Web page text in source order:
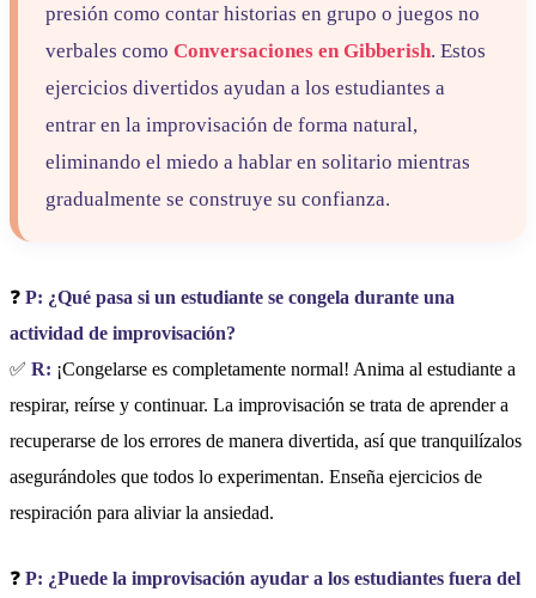
presión como contar historias en grupo o juegos no
verbales comoConversaciones en Gibberish. Estos
ejercicios divertidos ayudan a los estudiantes a
entrar en la improvisación de forma natural,
eliminando el miedo a hablar en solitario mientras
gradualmente se construye su confianza.
❓ P: ¿Qué pasa si un estudiante se congela durante una
actividad de improvisación?
✅ R: ¡Congelarse es completamente normal! Anima al estudiante a
respirar, reírse y continuar. La improvisación se trata de aprender a
recuperarse de los errores de manera divertida, así que tranquilízalos
asegurándoles que todos lo experimentan. Enseña ejercicios de
respiración para aliviar la ansiedad.
❓ P: ¿Puede la improvisación ayudar a los estudiantes fuera del